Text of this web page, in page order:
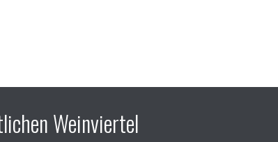
Weinviertel